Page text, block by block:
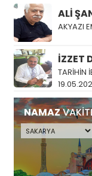
ALİ
AKYAZI
İZZET
TARİHİN
NAMAZ